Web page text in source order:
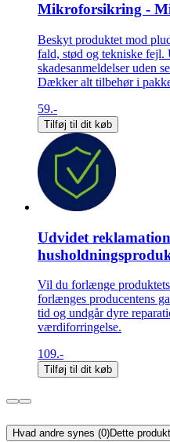
Mikroforsikring -
Beskyt produktet mod
fald, stød og tekniske fejl.
skadesanmeldelser uden
Dækker alt tilbehør i
59.-
Tilføj til dit køb
Udvidet
Vil du forlænge
forlænges producentens
tid og undgår dyre
værdiforringelse.
109.-
Tilføj til dit køb
Hvad andre synes (0)Dette